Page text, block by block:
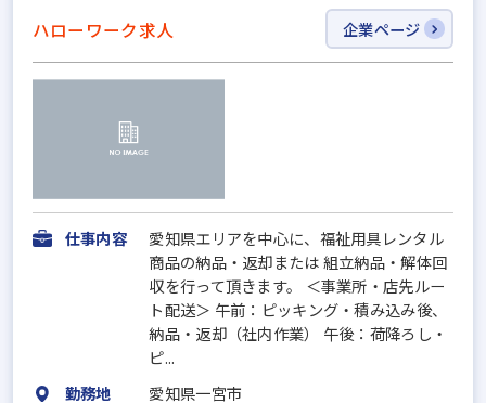
ハローワーク求人 企業ページ
仕事内容
愛知県エリアを中心に、福祉用具レンタル
商品の納品・返却または 組立納品・解体回
収を行って頂きます。 ＜事業所・店先ルー
ト配送＞ 午前：ピッキング・積み込み後、
納品・返却（社内作業） 午後：荷降ろし・
ピ...
勤務地
愛知県一宮市